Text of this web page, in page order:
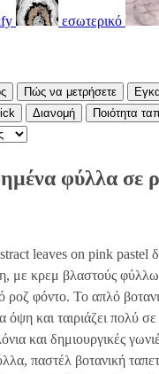
εσωτερικό
Πώς να μετρήσετε
Διανομή Ποιότητα
φύλλα σε
leaves on pink pastel
με κρεμ βλαστούς
φόντο. Το απλό
όψη και ταιριάζει πολύ
και δημιουργικές
παστέλ βοτανική